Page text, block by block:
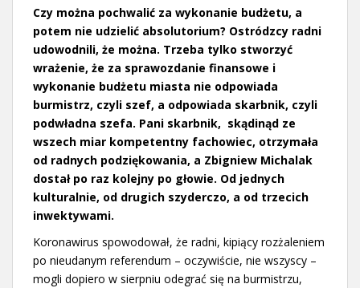
Czy można pochwalić za wykonanie budżetu, a
potem nie udzielić absolutorium? Ostródzcy radni
udowodnili, że można. Trzeba tylko stworzyć
wrażenie, że za sprawozdanie finansowe i
wykonanie budżetu miasta nie odpowiada
burmistrz, czyli szef, a odpowiada skarbnik, czyli
podwładna szefa. Pani skarbnik, skądinąd ze
wszech miar kompetentny fachowiec, otrzymała
od radnych podziękowania, a Zbigniew Michalak
dostał po raz kolejny po głowie. Od jednych
kulturalnie, od drugich szyderczo, a od trzecich
inwektywami.
Koronawirus spowodował, że radni, kipiący rozżaleniem
po nieudanym referendum – oczywiście, nie wszyscy –
mogli dopiero w sierpniu odegrać się na burmistrzu,